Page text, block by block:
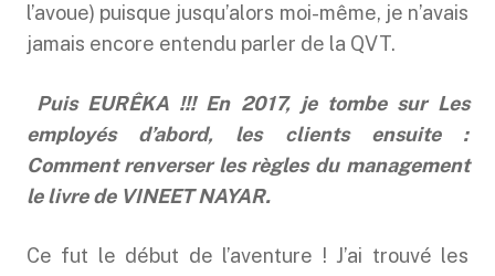
l’avoue) puisque jusqu’alors moi-même, je n’avais
jamais encore entendu parler de la QVT.
Puis EURÊKA !!! En 2017, je tombe sur Les
employés d’abord, les clients ensuite :
Comment renverser les règles du management
le livre de VINEET NAYAR.
Ce fut le début de l’aventure ! J’ai trouvé les